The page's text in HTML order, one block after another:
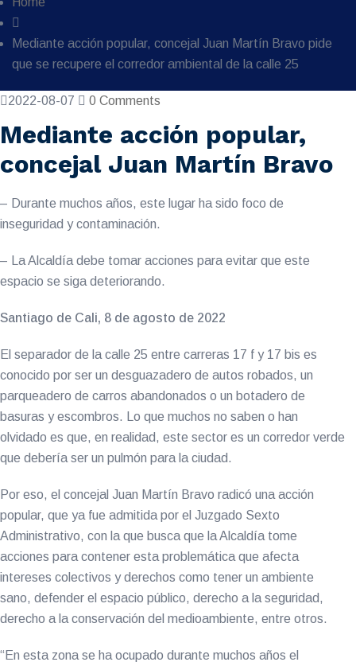
Mediante acción popular, concejal Juan Martín Bravo pide
que se recupere el corredor ambiental de la calle 25
2022-08-07 0 Comments
Mediante acción popular,
concejal Juan Martín Bravo
– Durante muchos años, este lugar ha sido foco de
inseguridad y contaminación.
– La Alcaldía debe tomar acciones para evitar que este
espacio se siga deteriorando.
Santiago de Cali, 8 de agosto de 2022
El separador de la calle 25 entre carreras 17 f y 17 bis es
conocido por ser un desguazadero de autos robados, un
parqueadero de carros abandonados o un botadero de
basuras y escombros. Lo que muchos no saben o han
olvidado es que, en realidad, este sector es un corredor verde
que debería ser un pulmón para la ciudad.
Por eso, el concejal Juan Martín Bravo radicó una acción
popular, que ya fue admitida por el Juzgado Sexto
Administrativo, con la que busca que la Alcaldía tome
acciones para contener esta problemática que afecta
intereses colectivos y derechos como tener un ambiente
sano, defender el espacio público, derecho a la seguridad,
derecho a la conservación del medioambiente, entre otros.
“En esta zona se ha ocupado durante muchos años el